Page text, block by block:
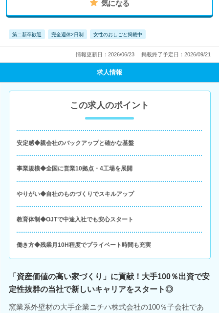
気になる
第二新卒歓迎 完全週休2日制 女性のおしごと掲載中
情報更新日：2026/06/23 掲載終了予定日：2026/09/21
求人情報
この求人のポイント
安定感◆親会社のバックアップと確かな基盤
事業規模◆全国に営業10拠点・4工場を展開
やりがい◆自社のものづくりでスキルアップ
教育体制◆OJTで中途入社でも安心スタート
働き方◆残業月10H程度でプライベート時間も充実
「資産価値の高い家づくり」に貢献！大手100％出資で安
定性抜群の当社で新しいキャリアをスタート◎
窯業系外壁材の大手企業ニチハ株式会社の100％子会社であ